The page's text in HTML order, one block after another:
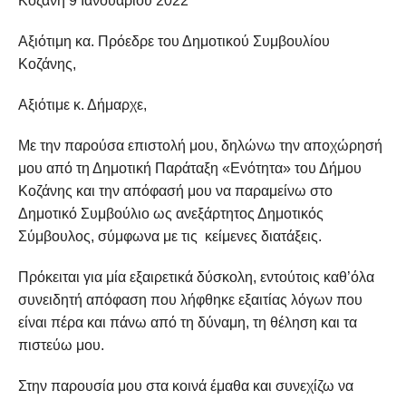
Αξιότιμη κα. Πρόεδρε του Δημοτικού Συμβουλίου
Κοζάνης,
Αξιότιμε κ. Δήμαρχε,
Με την παρούσα επιστολή μου, δηλώνω την αποχώρησή
μου από τη Δημοτική Παράταξη «Ενότητα» του Δήμου
Κοζάνης και την απόφασή μου να παραμείνω στο
Δημοτικό Συμβούλιο ως ανεξάρτητος Δημοτικός
Σύμβουλος, σύμφωνα με τις κείμενες διατάξεις.
Πρόκειται για μία εξαιρετικά δύσκολη, εντούτοις καθ’όλα
συνειδητή απόφαση που λήφθηκε εξαιτίας λόγων που
είναι πέρα και πάνω από τη δύναμη, τη θέληση και τα
πιστεύω μου.
Στην παρουσία μου στα κοινά έμαθα και συνεχίζω να